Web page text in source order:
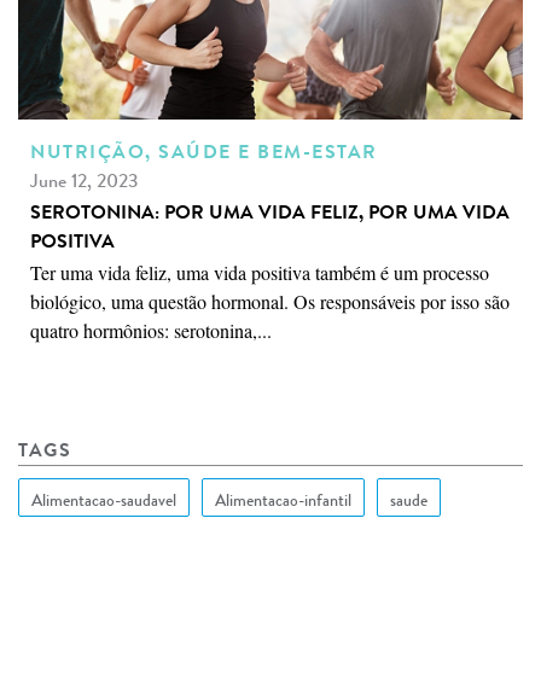
NUTRIÇÃO, SAÚDE E BEM-ESTAR
June 12, 2023
SEROTONINA: POR UMA VIDA FELIZ, POR UMA VIDA
POSITIVA
Ter uma vida feliz, uma vida positiva também é um processo
biológico, uma questão hormonal. Os responsáveis por isso são
quatro hormônios: serotonina,...
TAGS
Alimentacao-saudavel Alimentacao-infantil saude